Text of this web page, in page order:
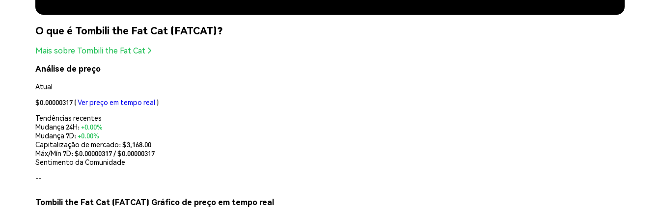
O que é Tombili the Fat Cat (FATCAT)?
Mais sobre Tombili the Fat Cat
Análise de preço
Atual
$0.00000317 (Ver preço em tempo real )
Tendências recentes
Mudança 24H:+0.00%
Mudança 7D:+0.00%
Capitalização de mercado:$3,168.00
Máx/Mín 7D: $0.00000317/ $0.00000317
Sentimento da Comunidade
--
Tombili the Fat Cat (FATCAT) Gráfico de preço em tempo real